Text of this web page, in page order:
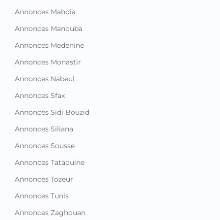
Annonces Mahdia
Annonces Manouba
Annonces Medenine
Annonces Monastir
Annonces Nabeul
Annonces Sfax
Annonces Sidi Bouzid
Annonces Siliana
Annonces Sousse
Annonces Tataouine
Annonces Tozeur
Annonces Tunis
Annonces Zaghouan